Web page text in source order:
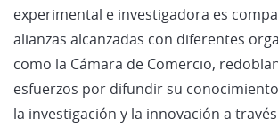
experimental e investigadora es
alianzas alcanzadas con diferentes
como la Cámara de Comercio,
esfuerzos por difundir su
la investigación y la innovación a